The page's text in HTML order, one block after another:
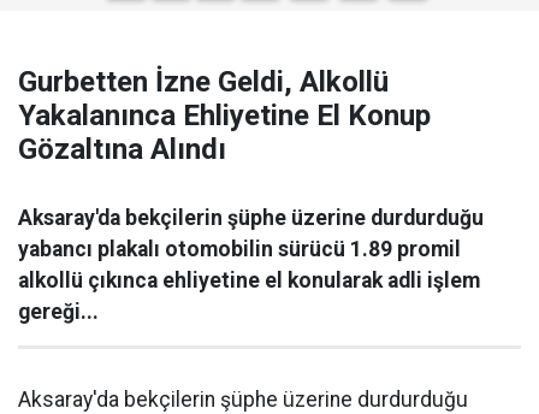
Gurbetten İzne Geldi, Alkollü
Yakalanınca Ehliyetine El Konup
Gözaltına Alındı
Aksaray'da bekçilerin şüphe üzerine durdurduğu
yabancı plakalı otomobilin sürücü 1.89 promil
alkollü çıkınca ehliyetine el konularak adli işlem
gereği...
Aksaray'da bekçilerin şüphe üzerine durdurduğu